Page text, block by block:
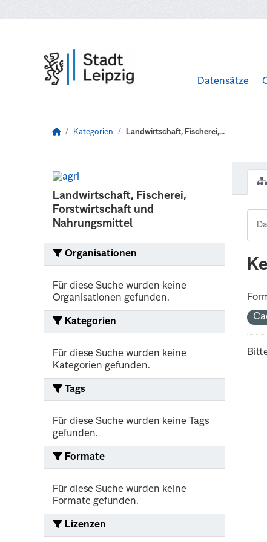
Datensätze
Kategorien Landwirtschaft, Fischerei,...
Landwirtschaft, Fischerei,
Forstwirtschaft und
Nahrungsmittel
Organisationen
Für diese Suche wurden keine
Organisationen gefunden.
Kategorien
Für diese Suche wurden keine
Kategorien gefunden.
Tags
Für diese Suche wurden keine Tags
gefunden.
Formate
Für diese Suche wurden keine
Formate gefunden.
Lizenzen